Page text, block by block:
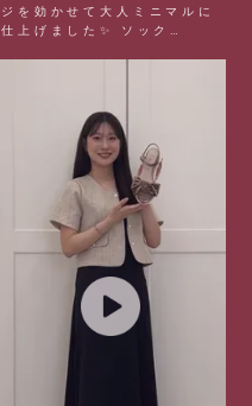
ジを効かせて大人ミニマルに
仕上げました✨ ソック